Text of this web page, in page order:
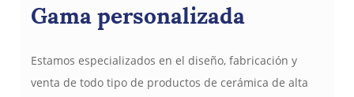
Gama personalizada
Estamos especializados en el diseño, fabricación y
venta de todo tipo de productos de cerámica de alta